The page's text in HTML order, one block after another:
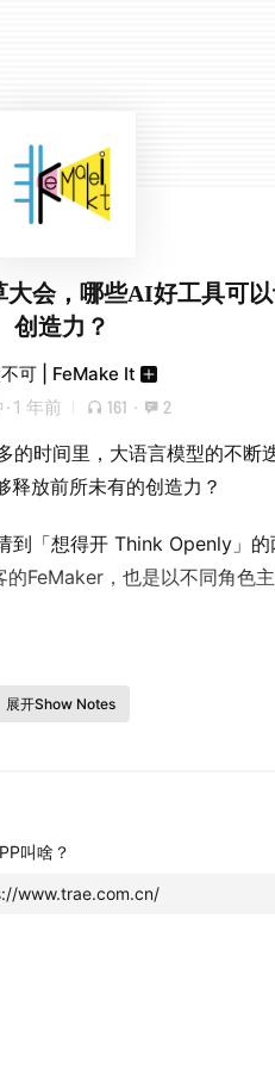
大会，哪些AI好工具可
创造力？
可 | FeMake It
· 1 年前 161 · 2
的时间里，大语言模型的不断
释放前所未有的创造力？
到「想得开 Think Openly」的
FeMaker，也是以不同角色
青也能成为App Store榜上有
展开Show Notes
叫啥？
www.trae.com.cn/